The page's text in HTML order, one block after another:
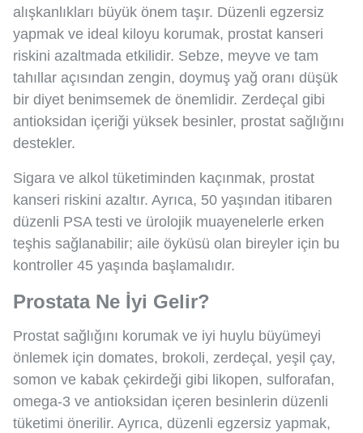
alışkanlıkları büyük önem taşır. Düzenli egzersiz
yapmak ve ideal kiloyu korumak, prostat kanseri
riskini azaltmada etkilidir. Sebze, meyve ve tam
tahıllar açısından zengin, doymuş yağ oranı düşük
bir diyet benimsemek de önemlidir. Zerdeçal gibi
antioksidan içeriği yüksek besinler, prostat sağlığını
destekler.
Sigara ve alkol tüketiminden kaçınmak, prostat
kanseri riskini azaltır. Ayrıca, 50 yaşından itibaren
düzenli PSA testi ve ürolojik muayenelerle erken
teşhis sağlanabilir; aile öyküsü olan bireyler için bu
kontroller 45 yaşında başlamalıdır.
Prostata Ne İyi Gelir?
Prostat sağlığını korumak ve iyi huylu büyümeyi
önlemek için domates, brokoli, zerdeçal, yeşil çay,
somon ve kabak çekirdeği gibi likopen, sulforafan,
omega-3 ve antioksidan içeren besinlerin düzenli
tüketimi önerilir. Ayrıca, düzenli egzersiz yapmak,